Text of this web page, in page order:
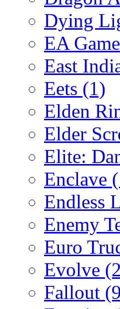
Dying
EA
East
Eets (1)
Elden
Elder
Elite:
Enclave
Endless
Enemy
Euro
Evolve
Fallout